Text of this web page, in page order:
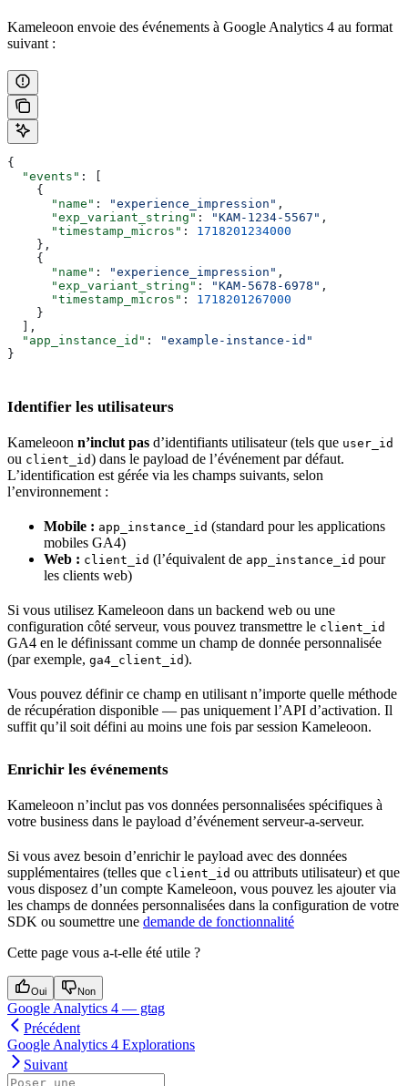
Kameleoon envoie des événements à Google Analytics 4 au format
suivant :
{
  "events"
: [
    {
      "name"
: "experience_impression" ,
      "exp_variant_string"
: "KAM-1234-5567" ,
      "timestamp_micros"
: 1718201234000
    },
    {
      "name"
: "experience_impression" ,
      "exp_variant_string"
: "KAM-5678-6978" ,
      "timestamp_micros"
: 1718201267000
    }
  ],
  "app_instance_id"
:
"example-instance-id"
}
Identifier les utilisateurs
Kameleoon n’inclut pas d’identifiants utilisateur (tels que user_id
ou client_id) dans le payload de l’événement par défaut.
L’identification est gérée via les champs suivants, selon
l’environnement :
Mobile : app_instance_id (standard pour les applications
mobiles GA4)
Web : client_id (l’équivalent de app_instance_id pour
les clients web)
Si vous utilisez Kameleoon dans un backend web ou une
configuration côté serveur, vous pouvez transmettre le client_id
GA4 en le définissant comme un champ de donnée personnalisée
(par exemple, ga4_client_id).
Vous pouvez définir ce champ en utilisant n’importe quelle méthode
de récupération disponible — pas uniquement l’API d’activation. Il
suffit qu’il soit défini au moins une fois par session Kameleoon.
Enrichir les événements
Kameleoon n’inclut pas vos données personnalisées spécifiques à
votre business dans le payload d’événement serveur-a-serveur.
Si vous avez besoin d’enrichir le payload avec des données
supplémentaires (telles que client_id ou attributs utilisateur) et que
vous disposez d’un compte Kameleoon, vous pouvez les ajouter via
les champs de données personnalisées dans la configuration de votre
SDK ou soumettre une demande de fonctionnalité
Cette page vous a-t-elle été utile ?
Oui Non
Google Analytics 4 — gtag
Précédent
Google Analytics 4 Explorations
Suivant